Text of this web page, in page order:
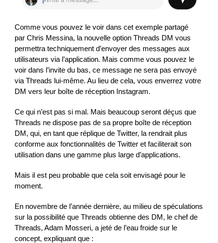
Comme vous pouvez le voir dans cet exemple partagé
par Chris Messina, la nouvelle option Threads DM vous
permettra techniquement d’envoyer des messages aux
utilisateurs via l’application. Mais comme vous pouvez le
voir dans l’invite du bas, ce message ne sera pas envoyé
via Threads lui-même. Au lieu de cela, vous enverrez votre
DM vers leur boîte de réception Instagram.
Ce qui n’est pas si mal. Mais beaucoup seront déçus que
Threads ne dispose pas de sa propre boîte de réception
DM, qui, en tant que réplique de Twitter, la rendrait plus
conforme aux fonctionnalités de Twitter et faciliterait son
utilisation dans une gamme plus large d’applications.
Mais il est peu probable que cela soit envisagé pour le
moment.
En novembre de l’année dernière, au milieu de spéculations
sur la possibilité que Threads obtienne des DM, le chef de
Threads, Adam Mosseri, a jeté de l’eau froide sur le
concept, expliquant que :